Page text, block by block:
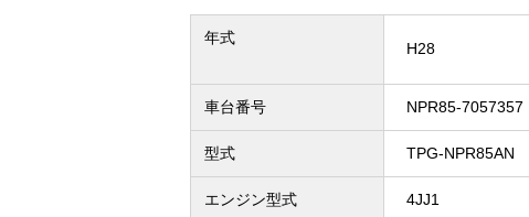
年式
H28
車台番号 NPR85-7057357
型式 TPG-NPR85AN
エンジン型式 4JJ1